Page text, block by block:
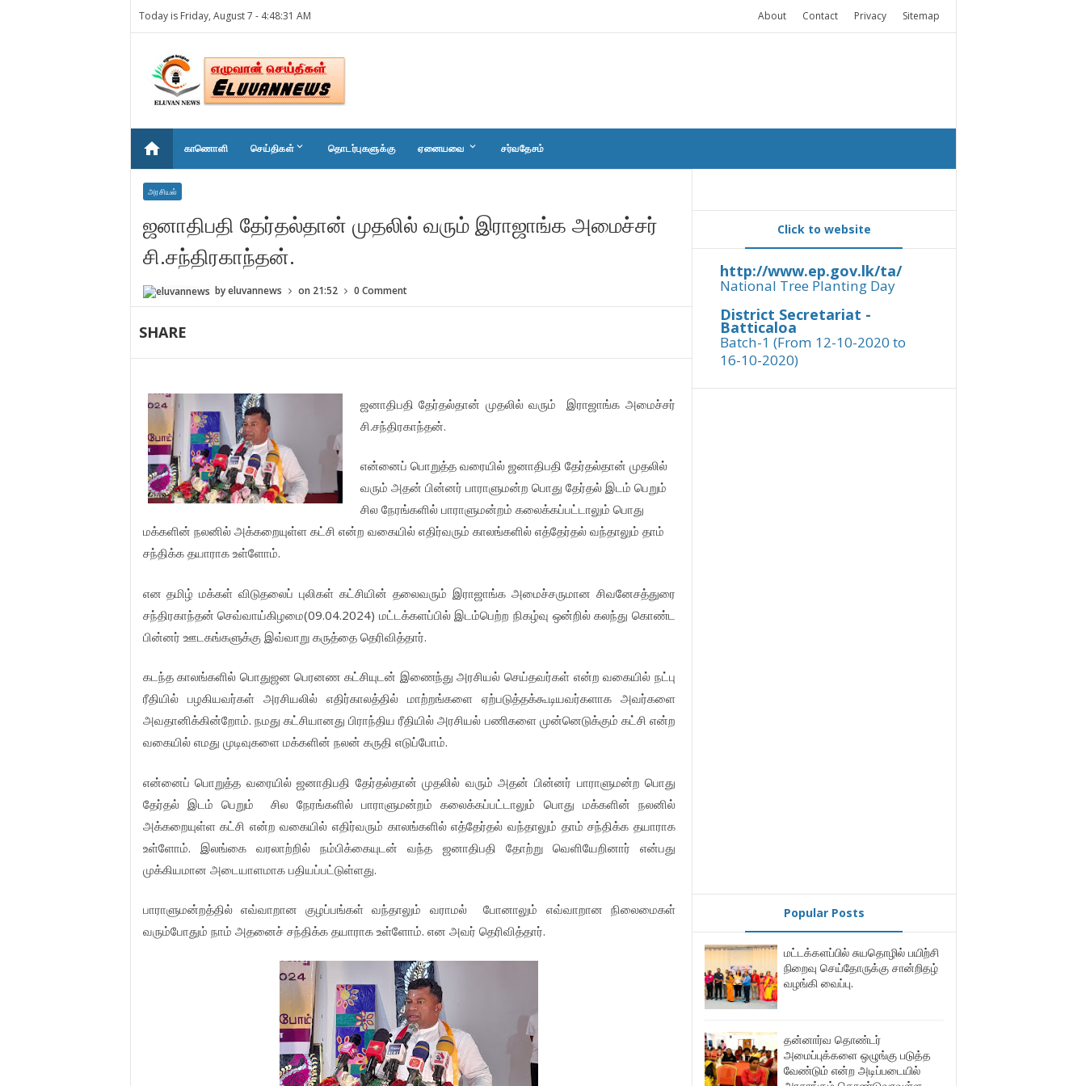
Today is Friday, August 7 - 4:48:31 AM About Contact Privacy Sitemap
home காணொளி செய்திகள் keyboard_arrow_down தொடர்புகளுக்கு ஏனையவை keyboard_arrow_down சர்வதேசம்
அரசியல்
ஜனாதிபதி தேர்தல்தான் முதலில் வரும் இராஜாங்க அமைச்சர்
சி.சந்திரகாந்தன்.
byeluvannews on 21:52 0 Comment
SHARE
ஜனாதிபதி தேர்தல்தான் முதலில் வரும் இராஜாங்க அமைச்சர்
சி.சந்திரகாந்தன்.
என்னைப் பொறுத்த வரையில் ஜனாதிபதி தேர்தல்தான் முதலில்
வரும் அதன் பின்னர் பாராளுமன்ற பொது தேர்தல் இடம் பெறும்
சில நேரங்களில் பாராளுமன்றம் கலைக்கப்பட்டாலும் பொது
மக்களின் நலனில் அக்கறையுள்ள கட்சி என்ற வகையில் எதிர்வரும் காலங்களில் எத்தேர்தல் வந்தாலும் தாம்
சந்திக்க தயாராக உள்ளோம்.
என தமிழ் மக்கள் விடுதலைப் புலிகள் கட்சியின் தலைவரும் இராஜாங்க அமைச்சருமான சிவனேசத்துரை
சந்திரகாந்தன் செவ்வாய்கிழமை(09.04.2024) மட்டக்களப்பில் இடம்பெற்ற நிகழ்வு ஒன்றில் கலந்து கொண்ட
பின்னர் ஊடகங்களுக்கு இவ்வாறு கருத்தை தெரிவித்தார்.
கடந்த காலங்களில் பொதுஜன பெரனண கட்சியுடன் இணைந்து அரசியல் செய்தவர்கள் என்ற வகையில் நட்பு
ரீதியில்
பழகியவர்கள் அரசியலில் எதிர்காலத்தில் மாற்றங்களை ஏற்படுத்தக்கூடியவர்களாக
அவர்களை
அவதானிக்கின்றோம். நமது கட்சியானது பிராந்திய ரீதியில் அரசியல் பணிகளை முன்னெடுக்கும் கட்சி என்ற
வகையில் எமது முடிவுகளை மக்களின் நலன் கருதி எடுப்போம்.
என்னைப் பொறுத்த வரையில் ஜனாதிபதி தேர்தல்தான் முதலில் வரும் அதன் பின்னர் பாராளுமன்ற பொது
தேர்தல்
இடம் பெறும் சில நேரங்களில் பாராளுமன்றம் கலைக்கப்பட்டாலும் பொது மக்களின்
நலனில்
அக்கறையுள்ள கட்சி என்ற வகையில் எதிர்வரும் காலங்களில் எத்தேர்தல் வந்தாலும் தாம் சந்திக்க தயாராக
உள்ளோம். இலங்கை வரலாற்றில் நம்பிக்கையுடன் வந்த ஜனாதிபதி தோற்று வெளியேறினார்
என்பது
முக்கியமான அடையாளமாக பதியப்பட்டுள்ளது.
பாராளுமன்றத்தில் எவ்வாறான குழப்பங்கள் வந்தாலும் வராமல் போனாலும் எவ்வாறான
நிலைமைகள்
வரும்போதும் நாம் அதனைச் சந்திக்க தயாராக உள்ளோம். என அவர் தெரிவித்தார்.
Click to website
http://www.ep.gov.lk/ta/
National Tree Planting Day
District Secretariat -
Batticaloa
Batch-1 (From 12-10-2020 to
16-10-2020)
Popular Posts
மட்டக்களப்பில் சுயதொழில் பயிற்சி
நிறைவு செய்தோருக்கு சான்றிதழ்
வழங்கி வைப்பு.
தன்னார்வ தொண்டர்
அமைப்புக்களை ஒழுங்கு படுத்த
வேண்டும் என்ற அடிப்படையில்